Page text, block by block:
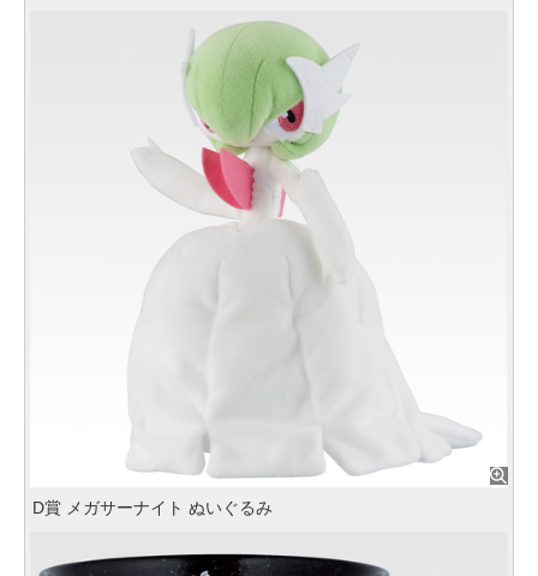
D賞 メガサーナイト ぬいぐるみ